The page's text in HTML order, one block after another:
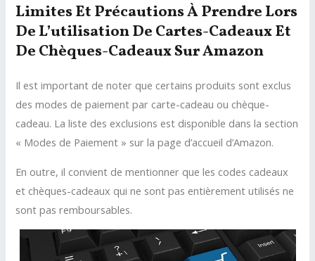
Limites Et Précautions À Prendre Lors
De L’utilisation De Cartes-Cadeaux Et
De Chèques-Cadeaux Sur Amazon
Il est important de noter que certains produits sont exclus
des modes de paiement par carte-cadeau ou chèque-
cadeau. La liste des exclusions est disponible dans la section
« Modes de Paiement » sur la page d’accueil d’Amazon.
En outre, il convient de mentionner que les codes cadeaux
et chèques-cadeaux qui ne sont pas entièrement utilisés ne
sont pas remboursables.